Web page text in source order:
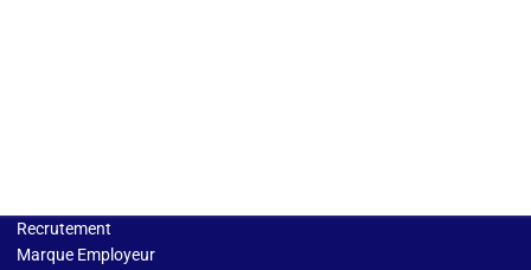
Recrutement
Marque Employeur